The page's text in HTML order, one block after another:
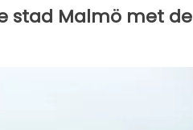
stad Malmö met de